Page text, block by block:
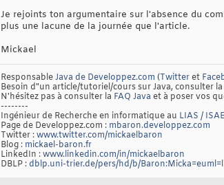
Je rejoints ton argumentaire sur l'absence du
plus une lacune de la journée que l'article.
Mickael
ResponsableJava de Developpez.com (Twitteret
Besoin d"un article/tutoriel/cours sur Java, consulter la
N'hésitez pas à consulter la FAQ Java et à poser vos
--------
Ingénieur de Recherche en informatique au LIAS /
Page de Developpez.com : mbaron.developpez.com
Twitter :www.twitter.com/mickaelbaron
Blog : mickael-baron.fr
LinkedIn :www.linkedin.com/in/mickaelbaron
DBLP : dblp.uni-trier.de/pers/hd/b/Baron:Micka=euml=l